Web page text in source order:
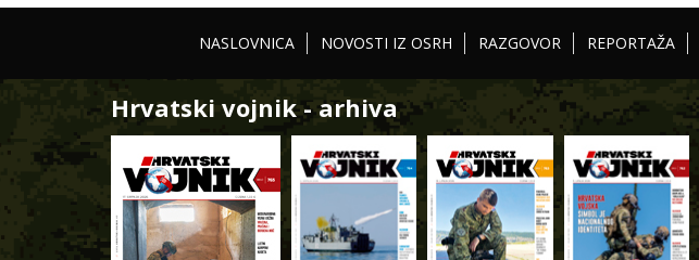
NASLOVNICA NOVOSTI IZ OSRH RAZGOVOR REPORTAŽA
Hrvatski vojnik - arhiva